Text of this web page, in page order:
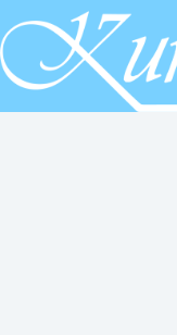
al
contenido